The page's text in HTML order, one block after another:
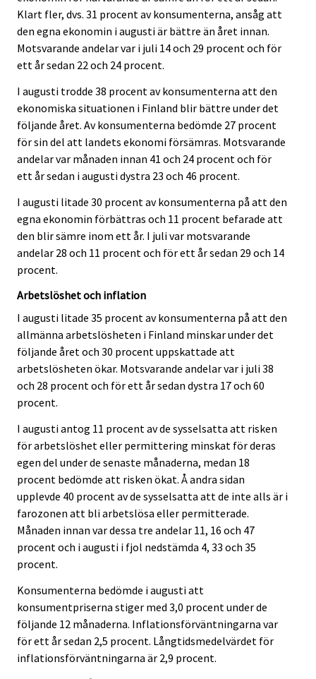
Klart fler, dvs. 31 procent av konsumenterna, ansåg att
den egna ekonomin i augusti är bättre än året innan.
Motsvarande andelar var i juli 14 och 29 procent och för
ett år sedan 22 och 24 procent.
I augusti trodde 38 procent av konsumenterna att den
ekonomiska situationen i Finland blir bättre under det
följande året. Av konsumenterna bedömde 27 procent
för sin del att landets ekonomi försämras. Motsvarande
andelar var månaden innan 41 och 24 procent och för
ett år sedan i augusti dystra 23 och 46 procent.
I augusti litade 30 procent av konsumenterna på att den
egna ekonomin förbättras och 11 procent befarade att
den blir sämre inom ett år. I juli var motsvarande
andelar 28 och 11 procent och för ett år sedan 29 och 14
procent.
Arbetslöshet och inflation
I augusti litade 35 procent av konsumenterna på att den
allmänna arbetslösheten i Finland minskar under det
följande året och 30 procent uppskattade att
arbetslösheten ökar. Motsvarande andelar var i juli 38
och 28 procent och för ett år sedan dystra 17 och 60
procent.
I augusti antog 11 procent av de sysselsatta att risken
för arbetslöshet eller permittering minskat för deras
egen del under de senaste månaderna, medan 18
procent bedömde att risken ökat. Å andra sidan
upplevde 40 procent av de sysselsatta att de inte alls är i
farozonen att bli arbetslösa eller permitterade.
Månaden innan var dessa tre andelar 11, 16 och 47
procent och i augusti i fjol nedstämda 4, 33 och 35
procent.
Konsumenterna bedömde i augusti att
konsumentpriserna stiger med 3,0 procent under de
följande 12 månaderna. Inflationsförväntningarna var
för ett år sedan 2,5 procent. Långtidsmedelvärdet för
inflationsförväntningarna är 2,9 procent.